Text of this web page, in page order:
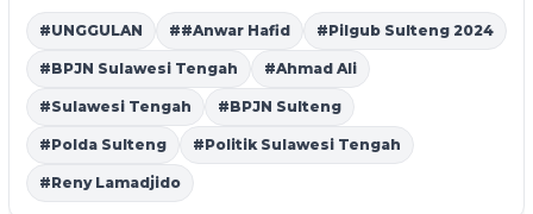
#UNGGULAN ##Anwar Hafid #Pilgub Sulteng 2024
#BPJN Sulawesi Tengah #Ahmad Ali
#Sulawesi Tengah #BPJN Sulteng
#Polda Sulteng #Politik Sulawesi Tengah
#Reny Lamadjido